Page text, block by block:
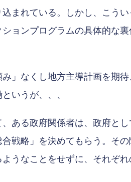
まれている。しかし、こう
ションプログラムの具体的な
」なくし地方主導計画を期待
いうが、、、
ある政府関係者は、政府と
戦略」を決めてもらう。そ
ようなことをせずに、それぞ